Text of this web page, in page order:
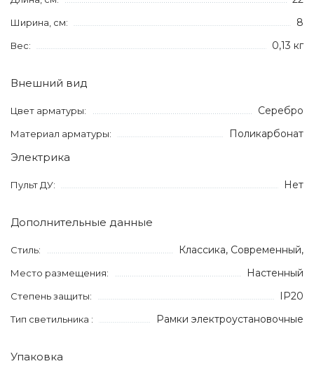
Ширина, см: 8
Вес: 0,13 кг
Внешний вид
Цвет арматуры: Серебро
Материал арматуры: Поликарбонат
Электрика
Пульт ДУ: Нет
Дополнительные данные
Стиль: Классика, Современный,
Место размещения: Настенный
Степень защиты: IP20
Тип светильника : Рамки электроустановочные
Упаковка